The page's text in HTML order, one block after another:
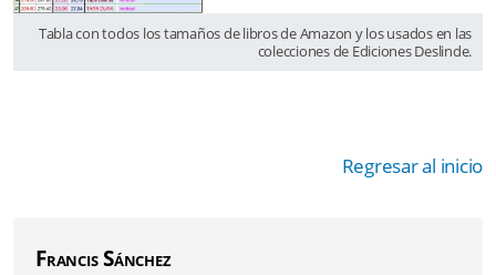
Tabla con todos los tamaños de libros de Amazon y los usados en las
colecciones de Ediciones Deslinde.
Regresar al inicio
Francis Sánchez